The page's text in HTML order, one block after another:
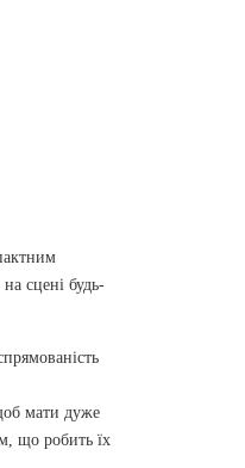
сцені будь-
мати дуже
що робить їх